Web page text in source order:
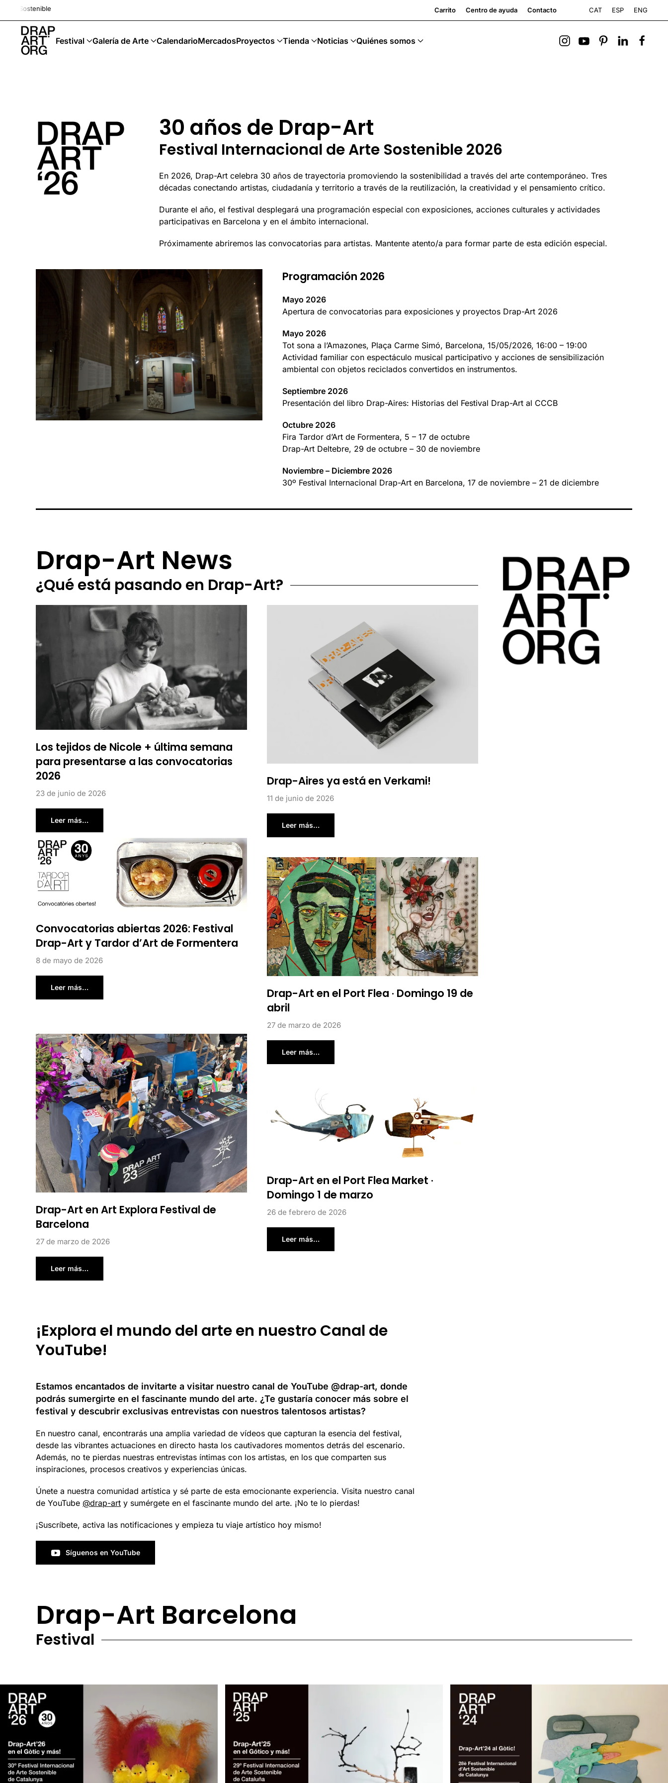
Ir al contenido principal
Carrito Centro de ayuda Contacto CAT ESP ENG
Festival Galería de Arte CalendarioMercadosProyectos Tienda Noticias Quiénes somos
30 años de Drap-Art
Festival Internacional de Arte Sostenible 2026
En 2026, Drap-Art celebra 30 años de trayectoria promoviendo la sostenibilidad a través del arte contemporáneo. Tres
décadas conectando artistas, ciudadanía y territorio a través de la reutilización, la creatividad y el pensamiento crítico.
Durante el año, el festival desplegará una programación especial con exposiciones, acciones culturales y actividades
participativas en Barcelona y en el ámbito internacional.
Próximamente abriremos las convocatorias para artistas. Mantente atento/a para formar parte de esta edición especial.
Programación 2026
Mayo 2026
Apertura de convocatorias para exposiciones y proyectos Drap-Art 2026
Mayo 2026
Tot sona a l’Amazones, Plaça Carme Simó, Barcelona, 15/05/2026, 16:00 – 19:00
Actividad familiar con espectáculo musical participativo y acciones de sensibilización
ambiental con objetos reciclados convertidos en instrumentos.
Septiembre 2026
Presentación del libro Drap-Aires: Historias del Festival Drap-Art al CCCB
Octubre 2026
Fira Tardor d’Art de Formentera, 5 – 17 de octubre
Drap-Art Deltebre, 29 de octubre – 30 de noviembre
Noviembre – Diciembre 2026
30º Festival Internacional Drap-Art en Barcelona, 17 de noviembre – 21 de diciembre
Drap-Art News
¿Qué está pasando en Drap-Art?
Los tejidos de Nicole + última semana
para presentarse a las convocatorias
2026
23 de junio de 2026
Leer más…
Drap-Aires ya está en Verkami!
11 de junio de 2026
Leer más…
Convocatorias abiertas 2026: Festival
Drap-Art y Tardor d’Art de Formentera
8 de mayo de 2026
Leer más…
Drap-Art en el Port Flea · Domingo 19 de
abril
27 de marzo de 2026
Leer más…
Drap-Art en Art Explora Festival de
Barcelona
27 de marzo de 2026
Leer más…
Drap-Art en el Port Flea Market ·
Domingo 1 de marzo
26 de febrero de 2026
Leer más…
¡Explora el mundo del arte en nuestro Canal de
YouTube!
Estamos encantados de invitarte a visitar nuestro canal de YouTube @drap-art, donde
podrás sumergirte en el fascinante mundo del arte. ¿Te gustaría conocer más sobre el
festival y descubrir exclusivas entrevistas con nuestros talentosos artistas?
En nuestro canal, encontrarás una amplia variedad de vídeos que capturan la esencia del festival,
desde las vibrantes actuaciones en directo hasta los cautivadores momentos detrás del escenario.
Además, no te pierdas nuestras entrevistas íntimas con los artistas, en los que comparten sus
inspiraciones, procesos creativos y experiencias únicas.
Únete a nuestra comunidad artística y sé parte de esta emocionante experiencia. Visita nuestro canal
de YouTube @drap-art y sumérgete en el fascinante mundo del arte. ¡No te lo pierdas!
¡Suscríbete, activa las notificaciones y empieza tu viaje artístico hoy mismo!
Síguenos en YouTube
Drap-Art Barcelona
Festival